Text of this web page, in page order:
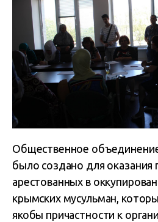
Общественное
было создано для
арестованных в
крымских мусульман,
якобы причастности к